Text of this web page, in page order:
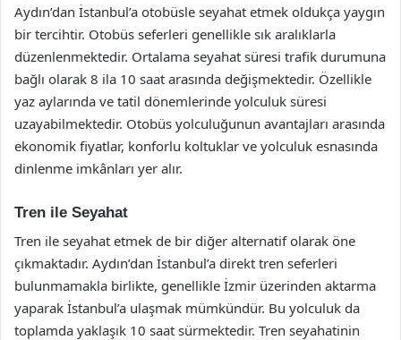
Aydın’dan İstanbul’a otobüsle seyahat etmek oldukça yaygın
bir tercihtir. Otobüs seferleri genellikle sık aralıklarla
düzenlenmektedir. Ortalama seyahat süresi trafik durumuna
bağlı olarak 8 ila 10 saat arasında değişmektedir. Özellikle
yaz aylarında ve tatil dönemlerinde yolculuk süresi
uzayabilmektedir. Otobüs yolculuğunun avantajları arasında
ekonomik fiyatlar, konforlu koltuklar ve yolculuk esnasında
dinlenme imkânları yer alır.
Tren ile Seyahat
Tren ile seyahat etmek de bir diğer alternatif olarak öne
çıkmaktadır. Aydın’dan İstanbul’a direkt tren seferleri
bulunmamakla birlikte, genellikle İzmir üzerinden aktarma
yaparak İstanbul’a ulaşmak mümkündür. Bu yolculuk da
toplamda yaklaşık 10 saat sürmektedir. Tren seyahatinin